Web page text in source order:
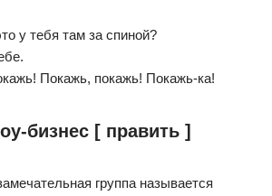
у тебя там за спиной?
Покажь, покажь! Покажь-ка!
бизнес [ править ]
группа называется